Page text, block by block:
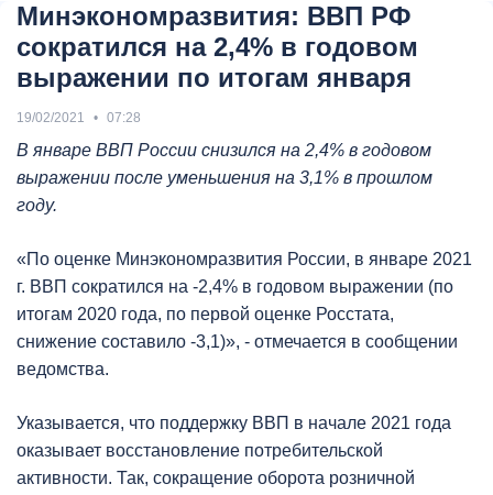
Минэкономразвития: ВВП РФ
сократился на 2,4% в годовом
выражении по итогам января
19/02/2021 07:28
В январе ВВП России снизился на 2,4% в годовом
выражении после уменьшения на 3,1% в прошлом
году.
«По оценке Минэкономразвития России, в январе 2021
г. ВВП сократился на -2,4% в годовом выражении (по
итогам 2020 года, по первой оценке Росстата,
снижение составило -3,1)», - отмечается в сообщении
ведомства.
Указывается, что поддержку ВВП в начале 2021 года
оказывает восстановление потребительской
активности. Так, сокращение оборота розничной